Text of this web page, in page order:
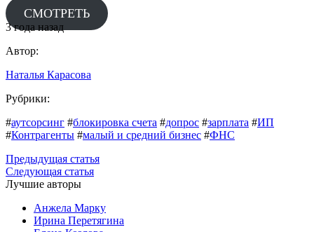
СМОТРЕТЬ
3 года назад
Автор:
Наталья Карасова
Рубрики:
#аутсорсинг #блокировка счета #допрос #зарплата #ИП
#Контрагенты #малый и cредний бизнес #ФНС
Предыдущая статья
Следующая статья
Лучшие авторы
Анжела Марку
Ирина Перетягина